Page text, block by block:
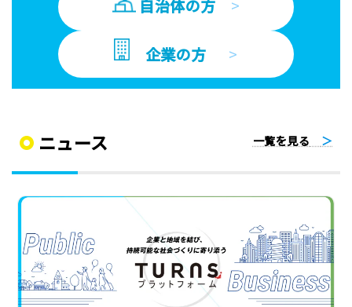
自治体の方 >
企業の方 >
ニュース 一覧を見る ＞